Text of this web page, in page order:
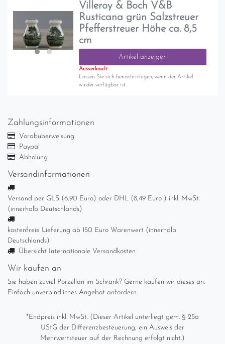
Villeroy & Boch V&B
Rusticana grün Salzstreuer
Pfefferstreuer Höhe ca. 8,5
cm
Artikel anzeigen
Ausverkauft
Lassen Sie sich benachrichigen, wenn der Artikel
wieder verfügbar ist.
Zahlungsinformationen
Vorabüberweisung
Paypal
Abholung
Versandinformationen
Versand per GLS (6,90 Euro) oder DHL (8,49 Euro ) inkl. MwSt.
(innerhalb Deutschlands)
kostenfreie Lieferung ab 150 Euro Warenwert (innerhalb
Deutschlands)
Übersicht Internationale Versandkosten
Wir kaufen an
Sie haben zuviel Porzellan im Schrank? Gerne kaufen wir dieses an.
Einfach unverbindliches Angebot anfordern.
*Endpreis inkl. MwSt. (Dieser Artikel unterliegt gem. § 25a
UStG der Differenzbesteuerung, ein Ausweis der
Mehrwertsteuer auf der Rechnung erfolgt nicht.)